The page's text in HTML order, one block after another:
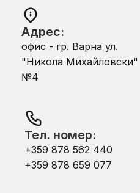
Адрес:
офис - гр. Варна ул.
"Никола Михайловски"
№4
Тел. номер:
+359 878 562 440
+359 878 659 077